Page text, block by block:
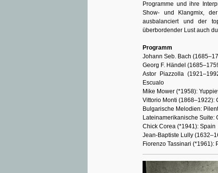
Programme und ihre
Show- und Klangmix,
ausbalanciert und der
überbordender Lust auch
Programm
Johann Seb. Bach
Georg F. Händel
Astor Piazzolla
Escualo
Mike Mower (*1958):
Vittorio Monti (1868–1922):
Bulgarische Melodien:
Lateinamerikanische Suite:
Chick Corea (*1941): Spain
Jean-Baptiste Lully
Fiorenzo Tassinari (*1961):